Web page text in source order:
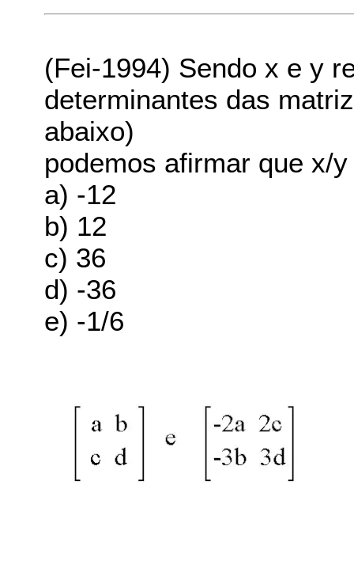
(Fei-1994) Sendo x e y
determinantes das
abaixo)
podemos afirmar que x/
a) -12
b) 12
c) 36
d) -36
e) -1/6